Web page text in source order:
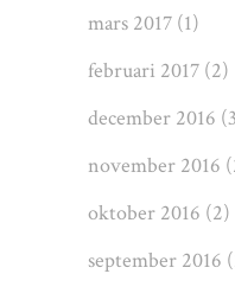
mars 2017 (1)
februari 2017 (2)
december 2016
november 2016
oktober 2016 (2)
september 2016